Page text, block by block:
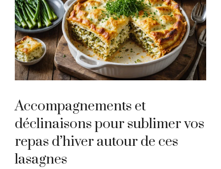
Accompagnements et
déclinaisons pour sublimer vos
repas d’hiver autour de ces
lasagnes